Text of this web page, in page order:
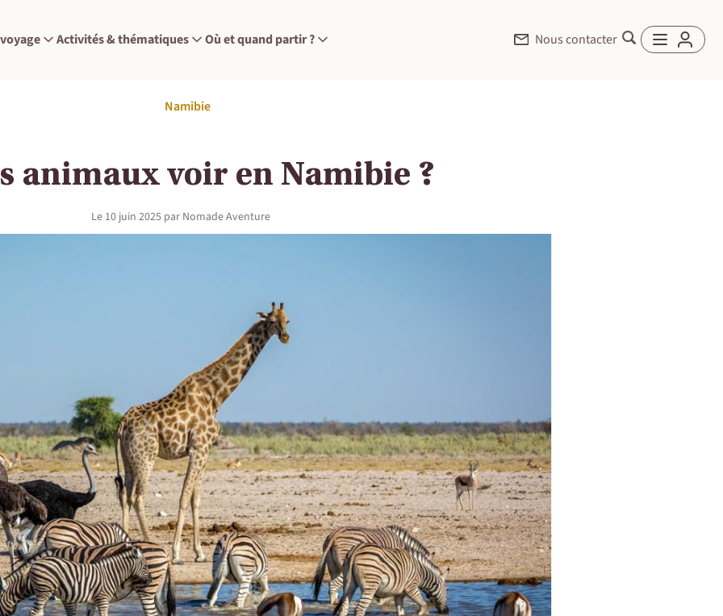
Activités & thématiques Où et quand partir ? Nous contacter
Namibie
animaux voir en Namibie ?
Le 10 juin 2025 par Nomade Aventure